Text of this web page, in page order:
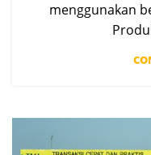
menggunakan